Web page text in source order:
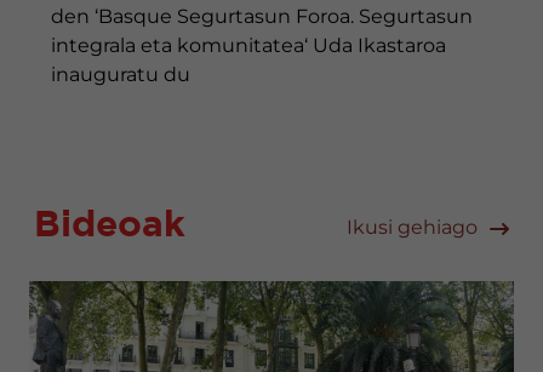
den ‘Basque Segurtasun Foroa. Segurtasun
integrala eta komunitatea‘ Uda Ikastaroa
inauguratu du
Bideoak Ikusi gehiago